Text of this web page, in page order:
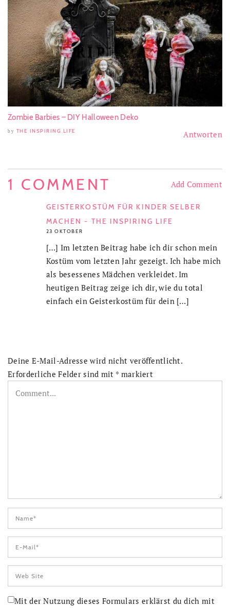
Zombie Barbies – DIY Halloween Deko
by THE INSPIRING LIFE
1 COMMENT Add Comment
GEISTERKOSTÜM FÜR KINDER SELBER
MACHEN - THE INSPIRING LIFE
23 OKTOBER
Antworten
[…] Im letzten Beitrag habe ich dir schon mein
Kostüm vom letzten Jahr gezeigt. Ich habe mich
als besessenes Mädchen verkleidet. Im
heutigen Beitrag zeige ich dir, wie du total
einfach ein Geisterkostüm für dein […]
Deine E-Mail-Adresse wird nicht veröffentlicht.
Erforderliche Felder sind mit * markiert
Mit der Nutzung dieses Formulars erklärst du dich mit